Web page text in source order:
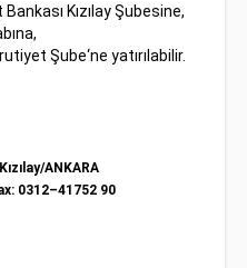
Kızılay Şubesine,
Şube‘ne yatırılabilir.
ANKARA
0312–41752 90